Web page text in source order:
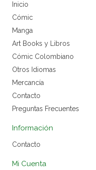
Inicio
Cómic
Manga
Art Books y Libros
Cómic Colombiano
Otros Idiomas
Mercancía
Contacto
Preguntas Frecuentes
Información
Contacto
Mi Cuenta